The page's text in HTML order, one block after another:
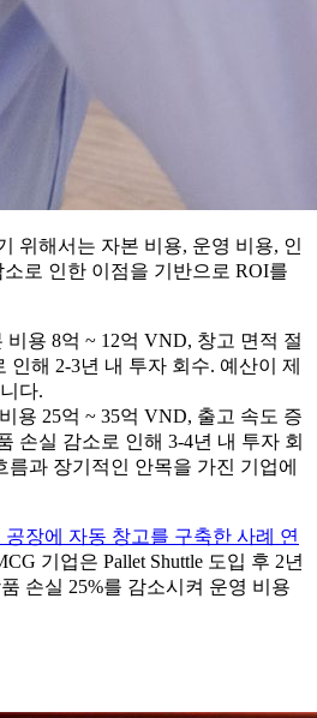
위해서는 자본 비용, 운영 비용, 인
로 인한 이점을 기반으로 ROI를
비용 8억 ~ 12억 VND, 창고 면적 절
인해 2-3년 내 투자 회수. 예산이 제
다.
용 25억 ~ 35억 VND, 출고 속도 증
손실 감소로 인해 3-4년 내 투자 회
름과 장기적인 안목을 가진 기업에
장에 자동 창고를 구축한 사례 연
기업은 Pallet Shuttle 도입 후 2년
손실 25%를 감소시켜 운영 비용